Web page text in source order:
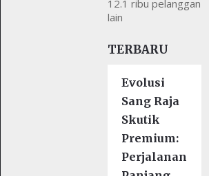
12.1 ribu pelanggan
lain
TERBARU
Evolusi
Sang Raja
Skutik
Premium:
Perjalanan